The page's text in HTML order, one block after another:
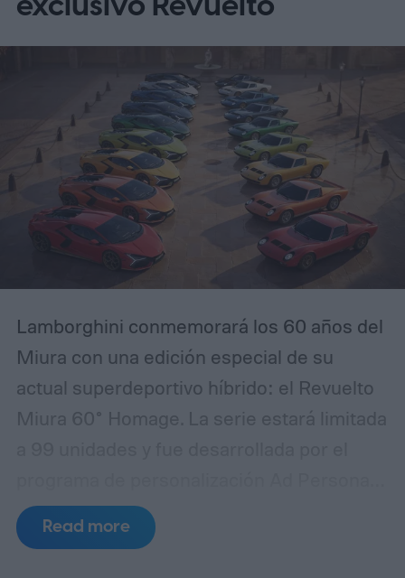
Lamborghini conmemorará los 60 años del
Miura con una edición especial de su
actual superdeportivo híbrido: el Revuelto
Miura 60° Homage. La serie estará limitada
junto con el departamento de diseño
Lamborghini Centro Stile. La presentación
Read more